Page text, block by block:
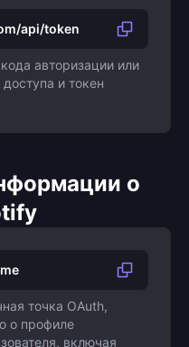
api/token
авторизации или
и токен
о
точка OAuth,
о профиле
включая